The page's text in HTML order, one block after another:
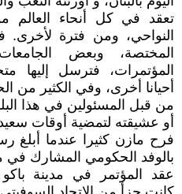
تعقد في كل أنحاء
النواحي، ومن فترة
المختصة، وبعض
المؤتمرات، فترسل إليها
أحيانا أخرى، وفي الكثير من
من قبل المسئولين في هذا
أو عشيقته لتمضية أوقات
فرح مازن كثيرا عندما أبلغ
بالوفد الحكومي المشارك في
عقد المؤتمر في مدينة